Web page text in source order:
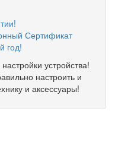
Сертификат
год!
устройства!
настроить и
и аксессуары!